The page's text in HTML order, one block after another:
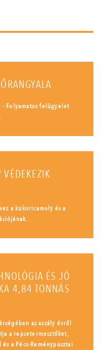
Folyamatos felügyelet
a kukoricamoly és a
ÉS JÓ
4,84 TONNÁS
az aszály évről
a repcetermesztőket,
a Pécs-Reménypusztai